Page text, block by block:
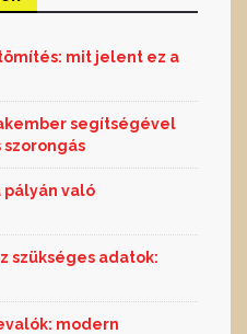
mit jelent ez a
segítségével
pályán való
szükséges adatok:
modern